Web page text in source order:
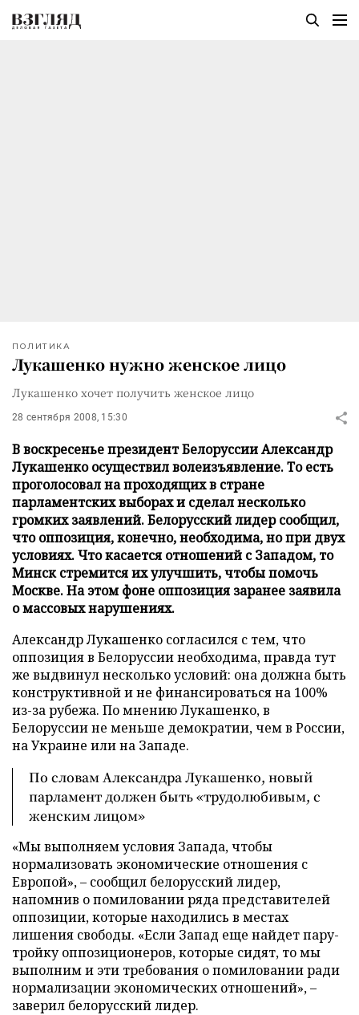
ПОЛИТИКА
Лукашенко нужно женское лицо
Лукашенко хочет получить женское лицо
28 сентября 2008, 15:30
В воскресенье президент Белоруссии Александр
Лукашенко осуществил волеизъявление. То есть
проголосовал на проходящих в стране
парламентских выборах и сделал несколько
громких заявлений. Белорусский лидер сообщил,
что оппозиция, конечно, необходима, но при двух
условиях. Что касается отношений с Западом, то
Минск стремится их улучшить, чтобы помочь
Москве. На этом фоне оппозиция заранее заявила
о массовых нарушениях.
Александр Лукашенко согласился с тем, что
оппозиция в Белоруссии необходима, правда тут
же выдвинул несколько условий: она должна быть
конструктивной и не финансироваться на 100%
из-за рубежа. По мнению Лукашенко, в
Белоруссии не меньше демократии, чем в России,
на Украине или на Западе.
По словам Александра Лукашенко, новый
парламент должен быть «трудолюбивым, с
женским лицом»
«Мы выполняем условия Запада, чтобы
нормализовать экономические отношения с
Европой», – сообщил белорусский лидер,
напомнив о помиловании ряда представителей
оппозиции, которые находились в местах
лишения свободы. «Если Запад еще найдет пару-
тройку оппозиционеров, которые сидят, то мы
выполним и эти требования о помиловании ради
нормализации экономических отношений», –
заверил белорусский лидер.